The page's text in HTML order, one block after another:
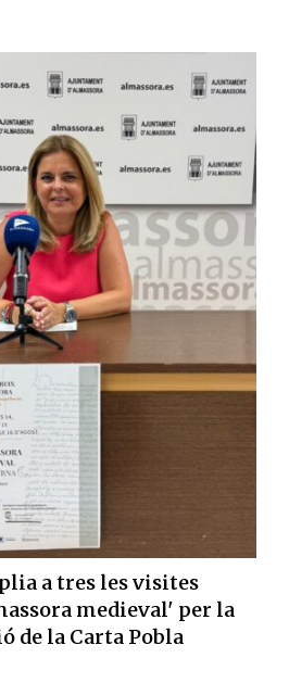
a tres les visites
medieval' per la
de la Carta Pobla